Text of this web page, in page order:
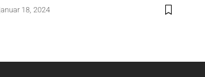
januar 18, 2024